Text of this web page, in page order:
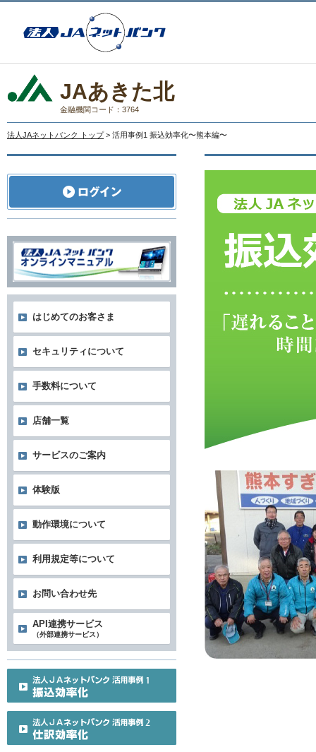
JAあきた北
金融機関コード：3764
法人JAネットバンク トップ > 活用事例1 振込効率化〜熊本編〜
はじめてのお客さま
セキュリティについて
手数料について
店舗一覧
サービスのご案内
体験版
動作環境について
利用規定等について
お問い合わせ先
API連携サービス
（外部連携サービス）